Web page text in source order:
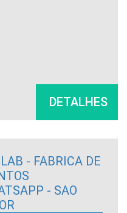
DETALHES
- FABRICA DE
- SAO